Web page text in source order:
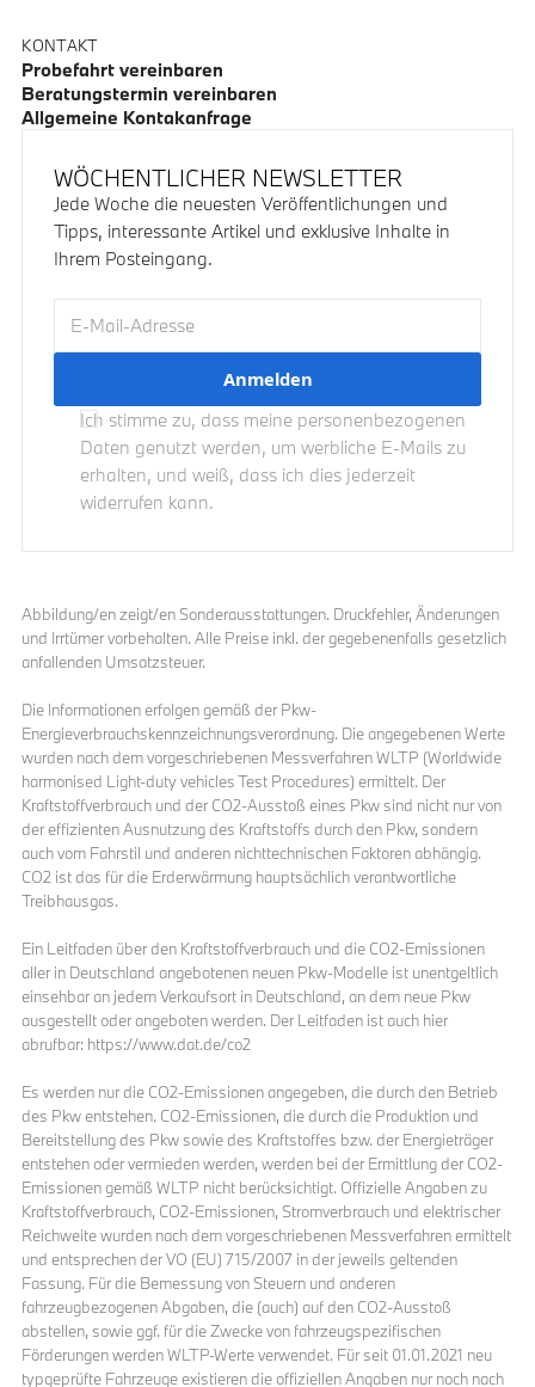
KONTAKT
Probefahrt vereinbaren
Beratungstermin vereinbaren
Allgemeine Kontakanfrage
WÖCHENTLICHER NEWSLETTER
Jede Woche die neuesten Veröffentlichungen und
Tipps, interessante Artikel und exklusive Inhalte in
Ihrem Posteingang.
Ich stimme zu, dass meine personenbezogenen
Daten genutzt werden, um werbliche E-Mails zu
erhalten, und weiß, dass ich dies jederzeit
widerrufen kann.
Abbildung/en zeigt/en Sonderausstattungen. Druckfehler, Änderungen
und Irrtümer vorbehalten. Alle Preise inkl. der gegebenenfalls gesetzlich
anfallenden Umsatzsteuer.
Die Informationen erfolgen gemäß der Pkw-
Energieverbrauchskennzeichnungsverordnung. Die angegebenen Werte
wurden nach dem vorgeschriebenen Messverfahren WLTP (Worldwide
harmonised Light-duty vehicles Test Procedures) ermittelt. Der
Kraftstoffverbrauch und der CO2-Ausstoß eines Pkw sind nicht nur von
der effizienten Ausnutzung des Kraftstoffs durch den Pkw, sondern
auch vom Fahrstil und anderen nichttechnischen Faktoren abhängig.
CO2 ist das für die Erderwärmung hauptsächlich verantwortliche
Treibhausgas.
Ein Leitfaden über den Kraftstoffverbrauch und die CO2-Emissionen
aller in Deutschland angebotenen neuen Pkw-Modelle ist unentgeltlich
einsehbar an jedem Verkaufsort in Deutschland, an dem neue Pkw
ausgestellt oder angeboten werden. Der Leitfaden ist auch hier
abrufbar: https://www.dat.de/co2
Es werden nur die CO2-Emissionen angegeben, die durch den Betrieb
des Pkw entstehen. CO2-Emissionen, die durch die Produktion und
Bereitstellung des Pkw sowie des Kraftstoffes bzw. der Energieträger
entstehen oder vermieden werden, werden bei der Ermittlung der CO2-
Emissionen gemäß WLTP nicht berücksichtigt. Offizielle Angaben zu
Kraftstoffverbrauch, CO2-Emissionen, Stromverbrauch und elektrischer
Reichweite wurden nach dem vorgeschriebenen Messverfahren ermittelt
und entsprechen der VO (EU) 715/2007 in der jeweils geltenden
Fassung. Für die Bemessung von Steuern und anderen
fahrzeugbezogenen Abgaben, die (auch) auf den CO2-Ausstoß
abstellen, sowie ggf. für die Zwecke von fahrzeugspezifischen
Förderungen werden WLTP-Werte verwendet. Für seit 01.01.2021 neu
typgeprüfte Fahrzeuge existieren die offiziellen Angaben nur noch nach